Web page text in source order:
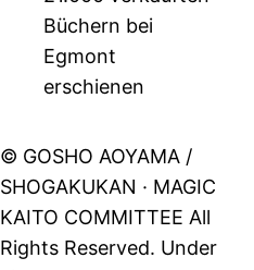
Büchern bei
Egmont
erschienen
© GOSHO AOYAMA /
SHOGAKUKAN · MAGIC
KAITO COMMITTEE All
Rights Reserved. Under